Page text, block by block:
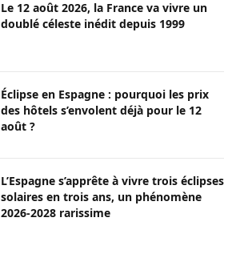
Le 12 août 2026, la France va vivre un
doublé céleste inédit depuis 1999
Éclipse en Espagne : pourquoi les prix
des hôtels s’envolent déjà pour le 12
août ?
L’Espagne s’apprête à vivre trois éclipses
solaires en trois ans, un phénomène
2026-2028 rarissime